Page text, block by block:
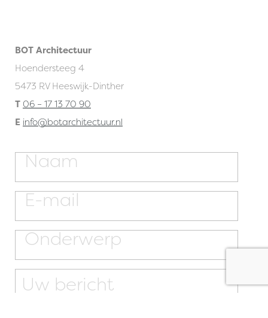
BOT Architectuur
Hoendersteeg 4
5473 RV Heeswijk-Dinther
T 06 – 17 13 70 90
E info@botarchitectuur.nl